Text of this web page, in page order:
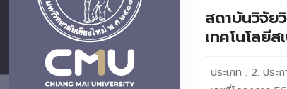
สถาบันวิจัย
เทคโนโลยี
ประเภท : 2. ประ